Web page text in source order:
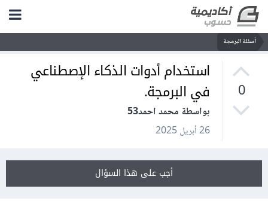
أسئلة البرمجة
0
استخدام أدوات الذكاء الإصطناعي
في البرمجة.
بواسطة محمد احمد53
26 أبريل 2025
أجب على هذا السؤال